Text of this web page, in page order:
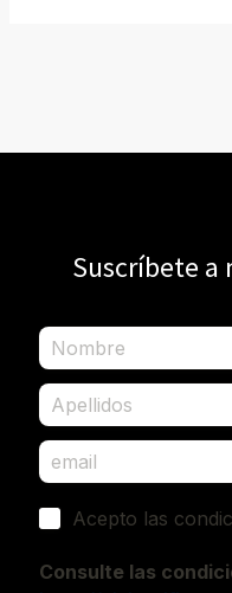
Suscríbete a